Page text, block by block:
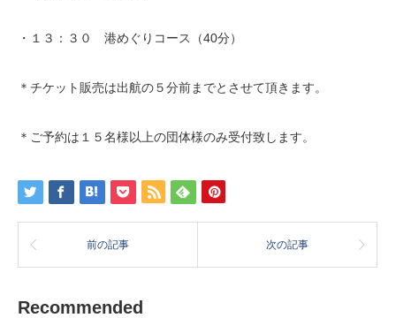
・１３：３０ 港めぐりコース（40分）
＊チケット販売は出航の５分前までとさせて頂きます。
＊ご予約は１５名様以上の団体様のみ受付致します。
前の記事 次の記事
Recommended